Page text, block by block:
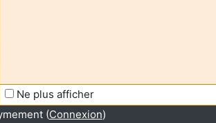
Ne plus afficher
(Connexion)